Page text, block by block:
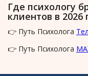
Где психологу
клиентов в 2026
👉 Путь Психолога
👉 Путь Психолога